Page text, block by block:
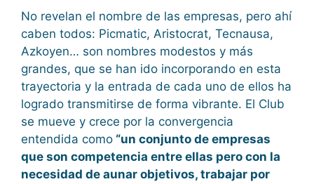
No revelan el nombre de las empresas, pero ahí
caben todos: Picmatic, Aristocrat, Tecnausa,
Azkoyen… son nombres modestos y más
grandes, que se han ido incorporando en esta
trayectoria y la entrada de cada uno de ellos ha
logrado transmitirse de forma vibrante. El Club
se mueve y crece por la convergencia
entendida como “un conjunto de empresas
que son competencia entre ellas pero con la
necesidad de aunar objetivos, trabajar por